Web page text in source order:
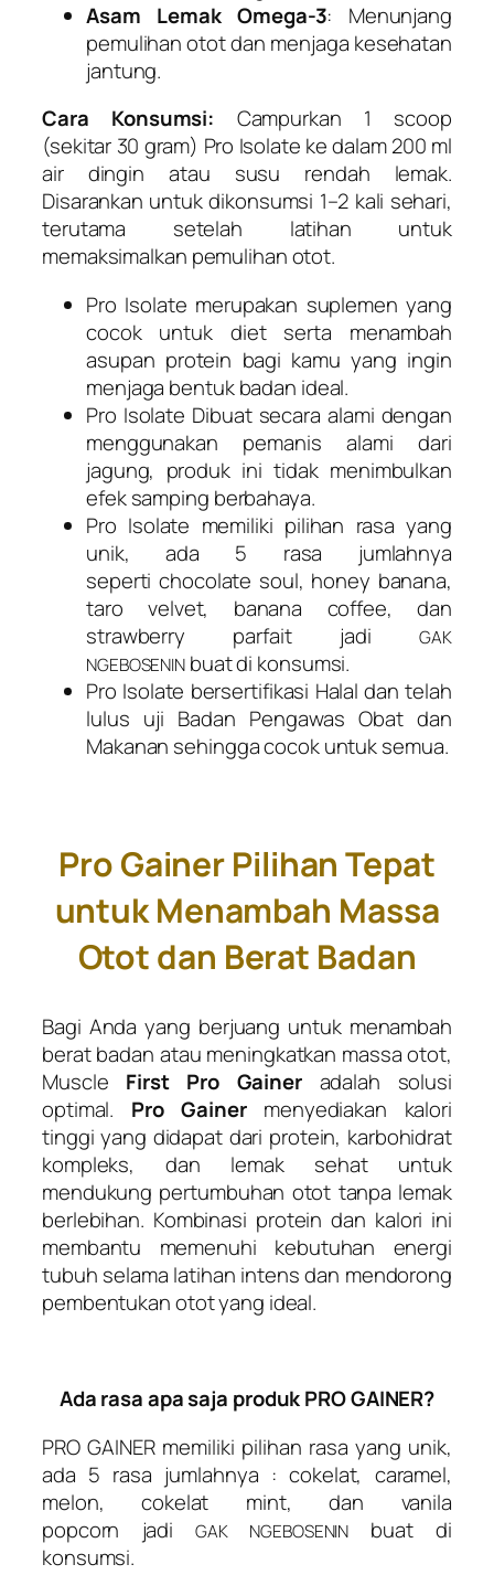
Asam Lemak Omega-3: Menunjang
pemulihan otot dan menjaga kesehatan
jantung.
Cara Konsumsi: Campurkan 1 scoop
(sekitar 30 gram) Pro Isolate ke dalam 200 ml
air dingin atau susu rendah lemak.
Disarankan untuk dikonsumsi 1–2 kali sehari,
terutama setelah latihan untuk
memaksimalkan pemulihan otot.
Pro Isolate merupakan suplemen yang
cocok untuk diet serta menambah
asupan protein bagi kamu yang ingin
menjaga bentuk badan ideal.
Pro Isolate Dibuat secara alami dengan
menggunakan pemanis alami dari
jagung, produk ini tidak menimbulkan
efek samping berbahaya.
Pro Isolate memiliki pilihan rasa yang
unik, ada 5 rasa jumlahnya
sepertichocolate soul, honey banana,
taro velvet, banana coffee, dan
strawberry parfaitjadiGAK
NGEBOSENIN buat di konsumsi.
Pro Isolate bersertifikasi Halal dan telah
lulus uji Badan Pengawas Obat dan
Makanan sehingga cocok untuk semua.
Pro Gainer Pilihan Tepat
untuk Menambah Massa
Otot dan Berat Badan
Bagi Anda yang berjuang untuk menambah
berat badan atau meningkatkan massa otot,
Muscle First Pro Gaineradalah solusi
optimal. Pro Gainermenyediakan kalori
tinggi yang didapat dari protein, karbohidrat
kompleks, dan lemak sehat untuk
mendukung pertumbuhan otot tanpa lemak
berlebihan. Kombinasi protein dan kalori ini
membantu memenuhi kebutuhan energi
tubuh selama latihan intens dan mendorong
pembentukan otot yang ideal.
Ada rasa apa saja produk PRO GAINER?
PRO GAINERmemiliki pilihan rasa yang unik,
ada 5 rasa jumlahnya :cokelat, caramel,
melon, cokelat mint, dan vanila
popcorn jadiGAK NGEBOSENIN
buat di
konsumsi.